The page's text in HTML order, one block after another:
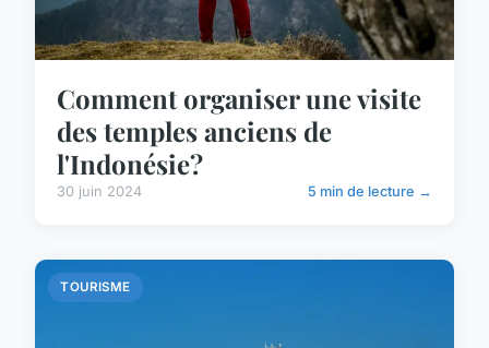
Comment organiser une visite
des temples anciens de
l'Indonésie?
30 juin 2024 5 min de lecture →
TOURISME